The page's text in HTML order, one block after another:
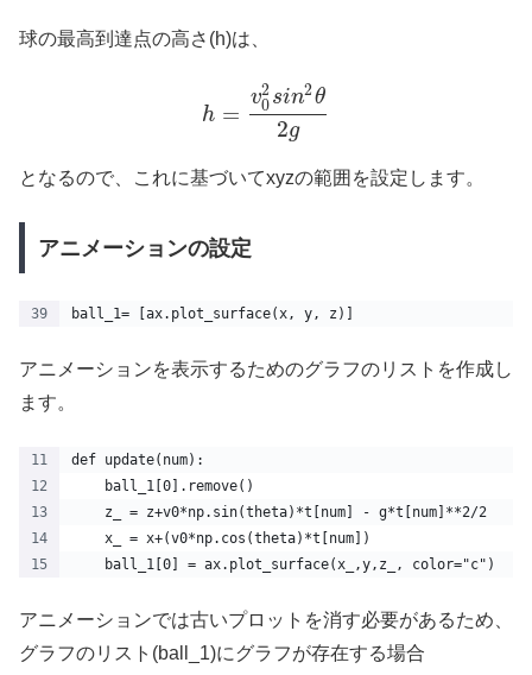
球の最高到達点の高さ(h)は、
h =
v2
0sin2θ
2g
となるので、これに基づいてxyzの範囲を設定します。
アニメーションの設定
ball_1= [ax.plot_surface(x, y, z)]
アニメーションを表示するためのグラフのリストを作成し
ます。
def update(num):
    ball_1[0].remove()
    z_ = z+v0*np.sin(theta)*t[num] - g*t[num]**2/2
    x_ = x+(v0*np.cos(theta)*t[num])
    ball_1[0] = ax.plot_surface(x_,y,z_, color="c")
アニメーションでは古いプロットを消す必要があるため、
グラフのリスト(ball_1)にグラフが存在する場合